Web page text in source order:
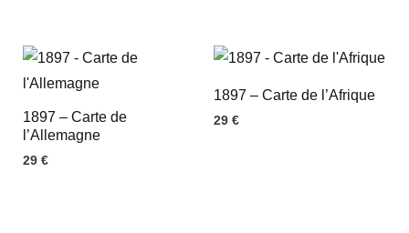
1897 – Carte de
l’Allemagne
29 €
1897 – Carte de l’Afrique
29 €